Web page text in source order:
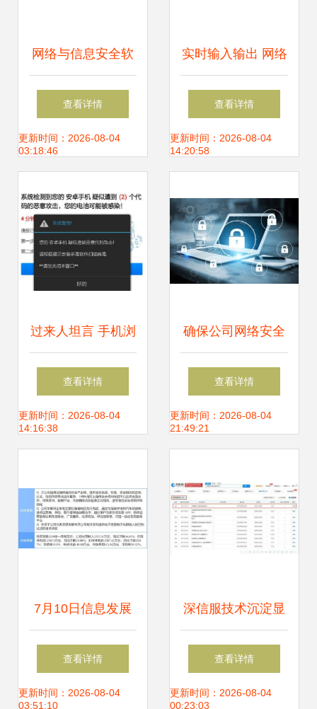
网络与信息安全软
件开发 从零基础入
门到精通——基础
查看详情
更新时间：2026-08-04
03:18:46
实时输入输出 网络
与信息安全软件的
核心机制
查看详情
更新时间：2026-08-04
14:20:58
过来人坦言 手机浏
览不良网站后，删
除历史记录其实没
查看详情
更新时间：2026-08-04
14:16:38
确保公司网络安全
的重要因素与网络
与信息安全软件开
查看详情
更新时间：2026-08-04
21:49:21
7月10日信息发展
涨停分析 食品安
全、车联网及网络
查看详情
更新时间：2026-08-04
03:51:10
深信服技术沉淀显
实力 超280项软著
加持，主动调整产
查看详情
更新时间：2026-08-04
00:23:03